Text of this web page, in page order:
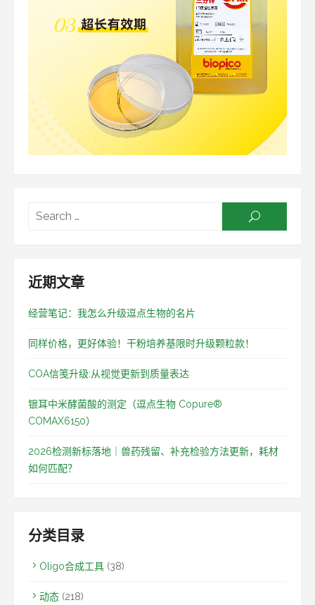
近期文章
经营笔记：我怎么升级逗点生物的名片
同样价格，更好体验！干粉培养基限时升级颗粒款！
COA信笺升级:从视觉更新到质量表达
银耳中米酵菌酸的测定（逗点生物 Copure®
COMAX6150）
2026检测新标落地｜兽药残留、补充检验方法更新，耗材
如何匹配？
分类目录
Oligo合成工具 (38)
动态 (218)